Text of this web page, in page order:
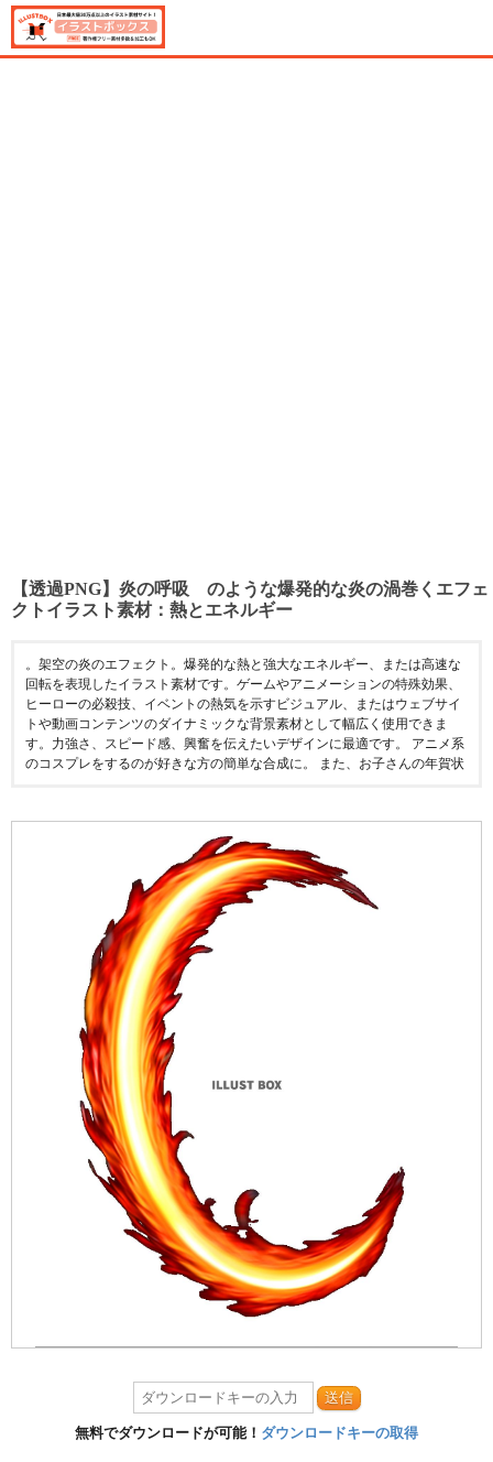
【透過PNG】炎の呼吸 のような爆発的な炎の渦巻くエフェ
クトイラスト素材：熱とエネルギー
。架空の炎のエフェクト。爆発的な熱と強大なエネルギー、または高速な
回転を表現したイラスト素材です。ゲームやアニメーションの特殊効果、
ヒーローの必殺技、イベントの熱気を示すビジュアル、またはウェブサイ
トや動画コンテンツのダイナミックな背景素材として幅広く使用できま
す。力強さ、スピード感、興奮を伝えたいデザインに最適です。 アニメ系
のコスプレをするのが好きな方の簡単な合成に。 また、お子さんの年賀状
送信
無料でダウンロードが可能！ ダウンロードキーの取得